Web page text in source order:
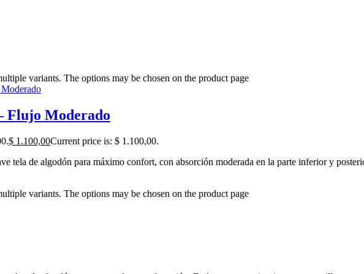
variants. The options may be chosen on the product page
Flujo Moderado
$ 1.100,00Current price is: $ 1.100,00.
tela de algodón para máximo confort, con absorción moderada en la parte inferior y
variants. The options may be chosen on the product page